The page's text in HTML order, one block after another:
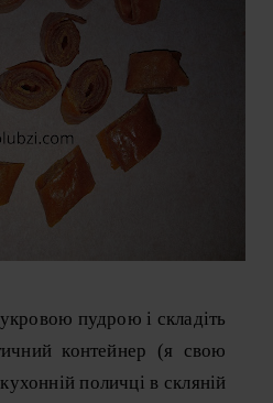
пудрою і складіть
контейнер (я свою
поличці в скляній